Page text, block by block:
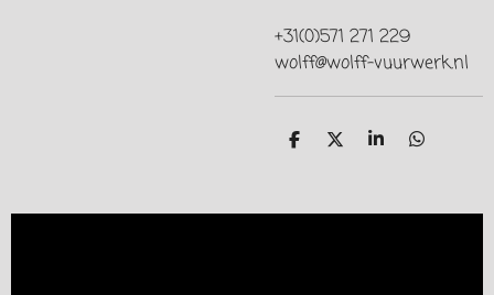
+31(0)571 271 229
wolff@wolff-vuurwerk.nl
T
e
T
e
T
e
T
e